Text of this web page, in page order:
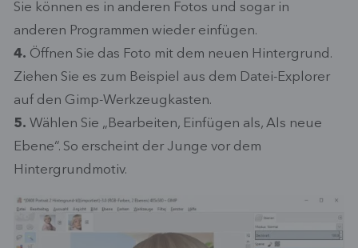
Sie können es in anderen Fotos und sogar in
anderen Programmen wieder einfügen.
4. Öffnen Sie das Foto mit dem neuen Hintergrund.
Ziehen Sie es zum Beispiel aus dem Datei-Explorer
auf den Gimp-Werkzeugkasten.
5. Wählen Sie „Bearbeiten, Einfügen als, Als neue
Ebene“. So erscheint der Junge vor dem
Hintergrundmotiv.